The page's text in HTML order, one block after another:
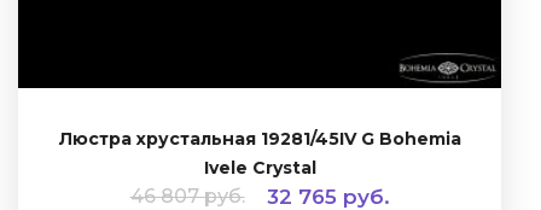
Люстра хрустальная 19281/45IV G Bohemia
Ivele Crystal
46 807 руб. 32 765 руб.